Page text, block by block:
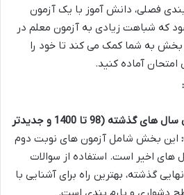
فصلی، دانش آموز با یک آزمون
که شباهت زیادی به آزمون معلم در
بخش به شما کمک می کند تا خود را
امتحان آماده کنید.
آزمون های نهایی سال های گذشته (98 تا 1400 و جدیدتر
این بخش شامل آزمون های نوبت دوم
های اخیر است. استفاده از سوالات
گذشته، بهترین راه برای آشنایی با